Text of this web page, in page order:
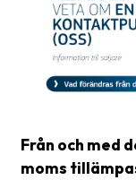
Paketering
Från och med
moms